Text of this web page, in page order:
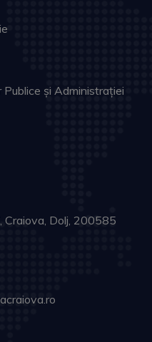
și Administrației
Craiova, Dolj, 200585